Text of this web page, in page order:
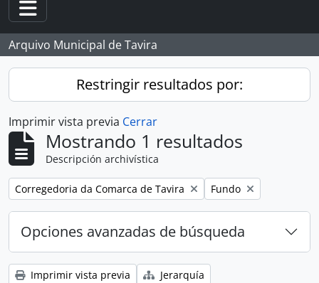
Toggle navigation
Arquivo Municipal de Tavira
Restringir resultados por:
Imprimir vista previa Cerrar
Mostrando 1 resultados
Descripción archivística
Remove filter:
Corregedoria da Comarca de Tavira Remove filter:
Fundo
Opciones avanzadas de búsqueda
Imprimir vista previa
Jerarquía